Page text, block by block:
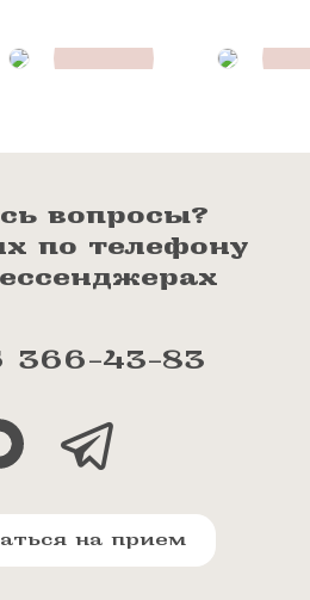
вопросы?
по телефону
366-43-83
на прием